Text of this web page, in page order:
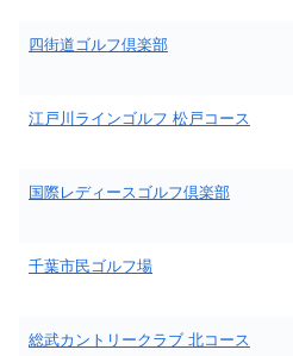
四街道ゴルフ倶楽部
江戸川ラインゴルフ 松戸コース
国際レディースゴルフ倶楽部
千葉市民ゴルフ場
総武カントリークラブ 北コース